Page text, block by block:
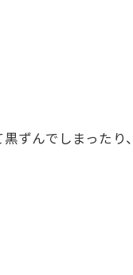
ずんでしまったり、